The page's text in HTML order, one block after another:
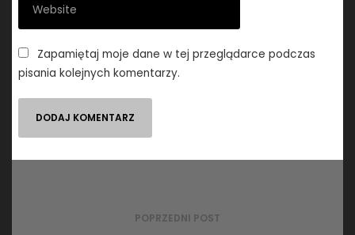
Zapamiętaj moje dane w tej przeglądarce podczas
pisania kolejnych komentarzy.
POPRZEDNI POST